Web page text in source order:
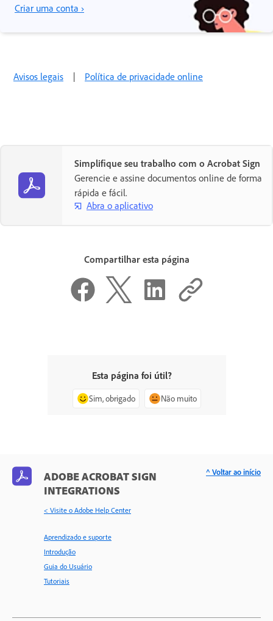
Criar uma conta ›
Avisos legais | Política de privacidade online
Simplifique seu trabalho com o Acrobat Sign
Gerencie e assine documentos online de forma
rápida e fácil.
Abra o aplicativo
Compartilhar esta página
Esta página foi útil?
Sim, obrigado Não muito
ADOBE ACROBAT SIGN
INTEGRATIONS
< Visite o Adobe Help Center
Aprendizado e suporte
Introdução
Guia do Usuário
Tutoriais
^ Voltar ao início